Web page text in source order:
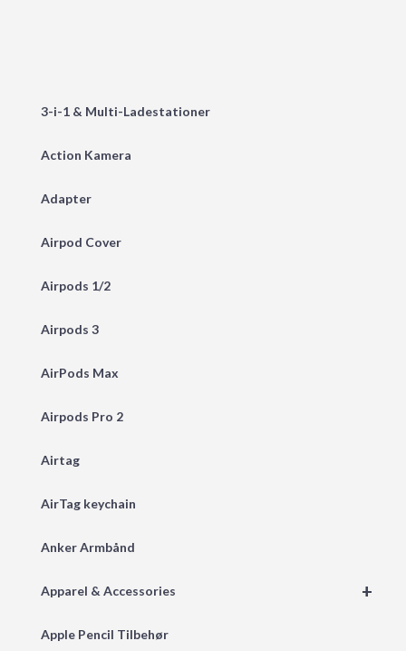
3-i-1 & Multi-Ladestationer
Action Kamera
Adapter
Airpod Cover
Airpods 1/2
Airpods 3
AirPods Max
Airpods Pro 2
Airtag
AirTag keychain
Anker Armbånd
+
Apparel & Accessories
Apple Pencil Tilbehør